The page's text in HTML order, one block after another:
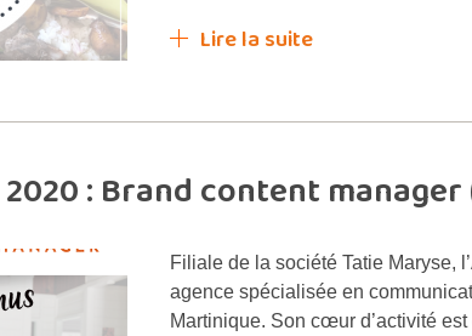
Lire la suite
2020 : Brand content manager
Filiale de la société Tatie Maryse,
agence spécialisée en
Martinique. Son cœur d’activité